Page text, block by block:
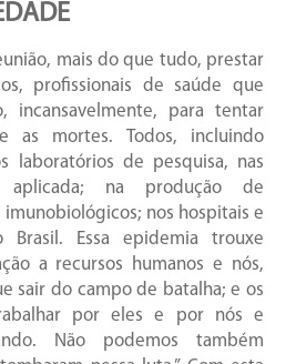
mais do que tudo, prestar
profissionais de saúde que
incansavelmente, para tentar
as mortes. Todos, incluindo
laboratórios de pesquisa, nas
aplicada; na produção de
nos hospitais e
Brasil. Essa epidemia trouxe
a recursos humanos e nós,
sair do campo de batalha; e os
por eles e por nós e
Não podemos também